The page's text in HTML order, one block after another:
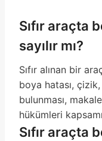
Sıfır araçta
sayılır mı?
Sıfır alınan bir
boya hatası,
bulunması,
hükümleri
Sıfır araçta